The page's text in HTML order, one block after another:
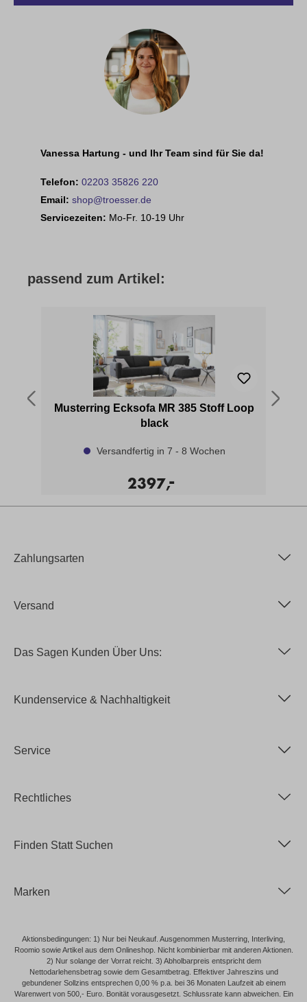
Vanessa Hartung - und Ihr Team sind für Sie da!
Telefon: 02203 35826 220
Email: shop@troesser.de
Servicezeiten: Mo-Fr. 10-19 Uhr
passend zum Artikel:
Musterring Ecksofa MR 385 Stoff Loop
black
Versandfertig in 7 - 8 Wochen
2397,
-
Zahlungsarten
Versand
Das Sagen Kunden Über Uns:
Kundenservice & Nachhaltigkeit
Service
Rechtliches
Finden Statt Suchen
Marken
Aktionsbedingungen: 1) Nur bei Neukauf. Ausgenommen Musterring, Interliving,
Roomio sowie Artikel aus dem Onlineshop. Nicht kombinierbar mit anderen Aktionen.
2) Nur solange der Vorrat reicht. 3) Abholbarpreis entspricht dem
Nettodarlehensbetrag sowie dem Gesamtbetrag. Effektiver Jahreszins und
gebundener Sollzins entsprechen 0,00 % p.a. bei 36 Monaten Laufzeit ab einem
Warenwert von 500,- Euro. Bonität vorausgesetzt. Schlussrate kann abweichen. Ein